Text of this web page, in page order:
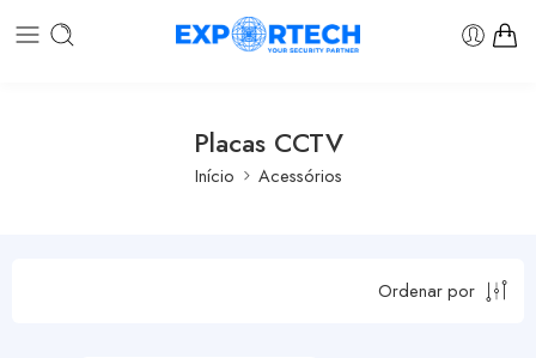
Placas CCTV
Início Acessórios
Ordenar por